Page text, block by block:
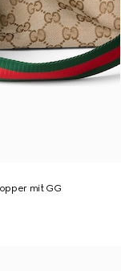
mit GG